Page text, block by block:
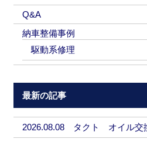
Q&A
納車整備事例
駆動系修理
最新の記事
2026.08.08 タクト オイル交